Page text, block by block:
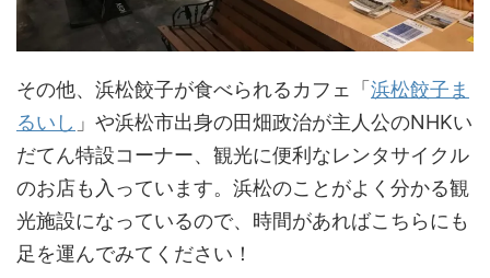
その他、浜松餃子が食べられるカフェ「 浜松餃子ま
るいし 」や浜松市出身の田畑政治が主人公のNHKい
だてん特設コーナー、観光に便利なレンタサイクル
のお店も入っています。浜松のことがよく分かる観
光施設になっているので、時間があればこちらにも
足を運んでみてください！